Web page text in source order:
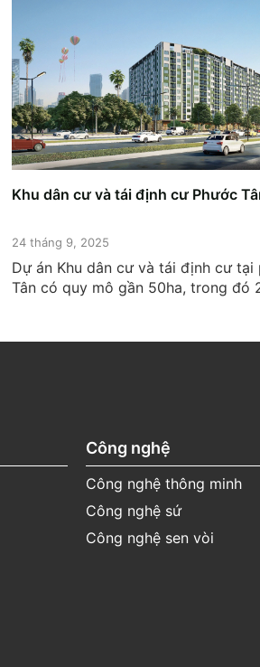
Khu dân cư và tái định cư Phước
24 tháng 9, 2025
Dự án Khu dân cư và tái định cư tại
Tân có quy mô gần 50ha, trong đó
căn hộ đã...
Công nghệ
Công nghệ thông minh
Công nghệ sứ
Công nghệ sen vòi